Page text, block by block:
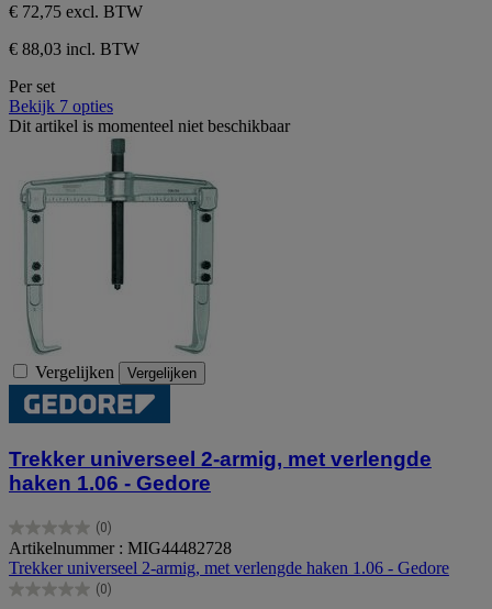
€ 72,75 excl. BTW
€ 88,03 incl. BTW
Per set
Bekijk 7 opties
Dit artikel is momenteel niet beschikbaar
Vergelijken Vergelijken
Trekker universeel 2-armig, met verlengde
haken 1.06 - Gedore
(0)
0.0
van
de
5
Artikelnummer : MIG44482728
Trekker universeel 2-armig, met verlengde haken 1.06 - Gedore
(0)
0.0